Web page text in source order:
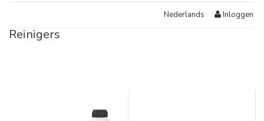
Nederlands Inloggen
Reinigers